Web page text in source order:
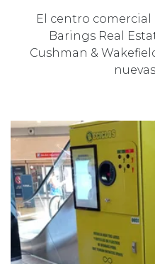
El centro
Barings Real
Cushman &